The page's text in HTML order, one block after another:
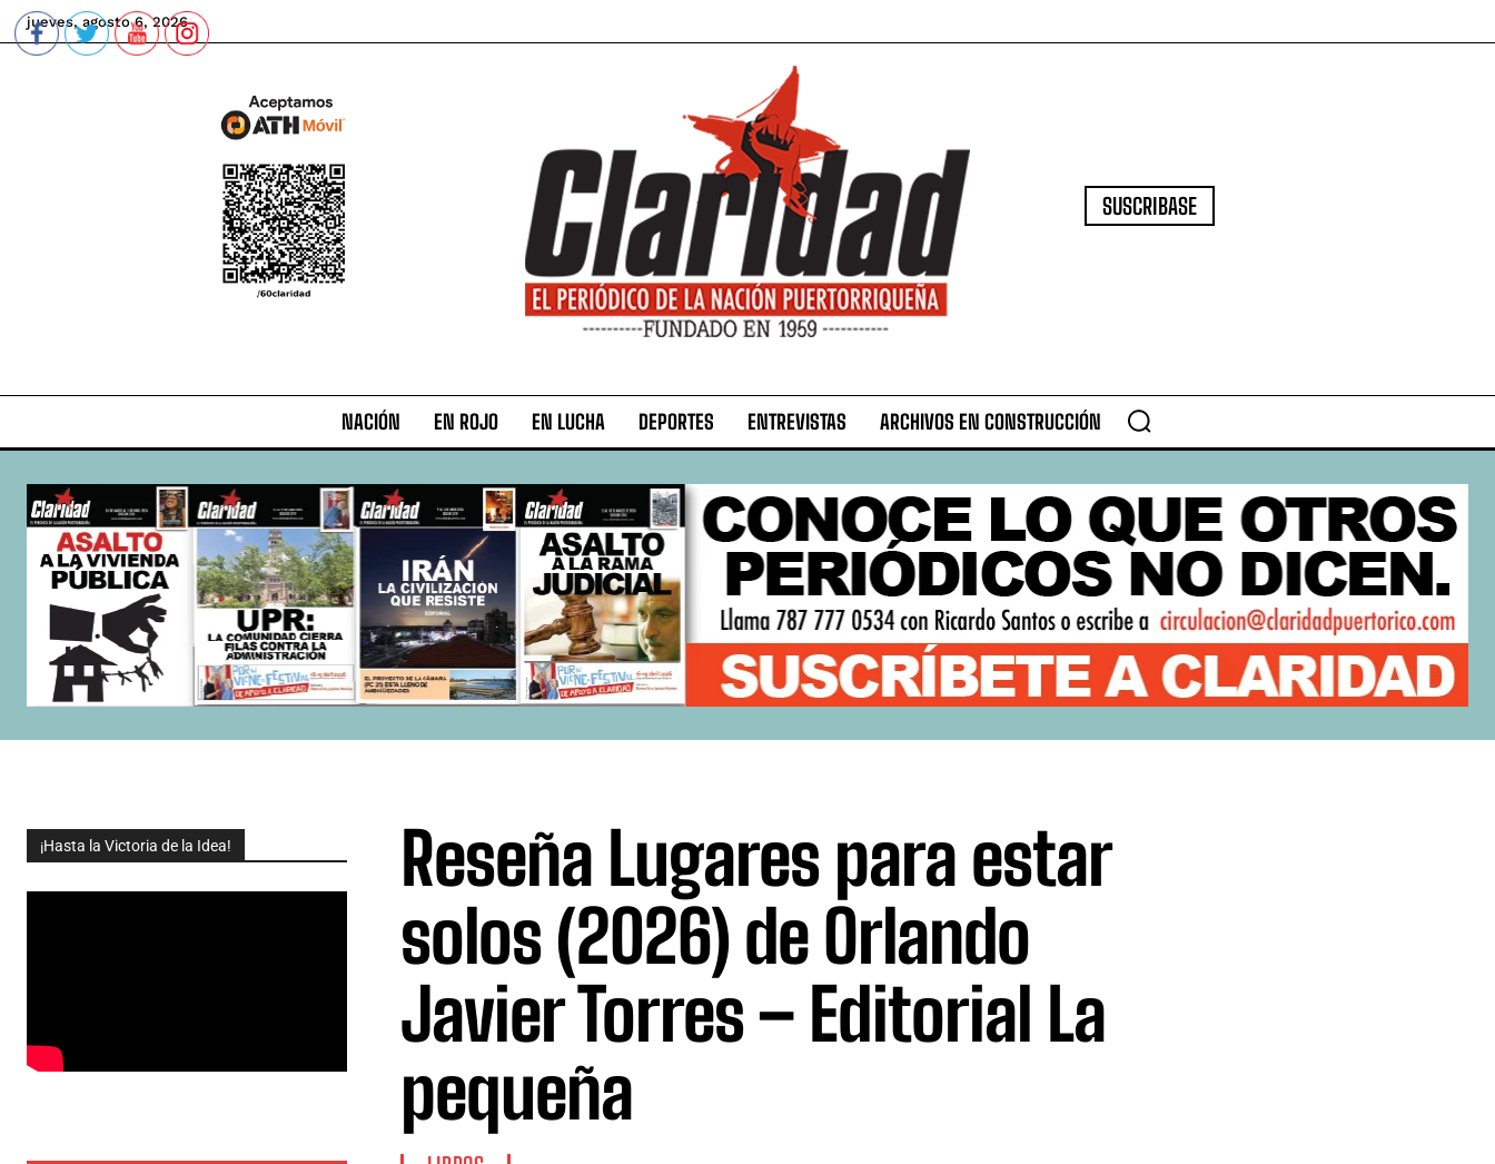
jueves, agosto 6, 2026
SUSCRIBASE
NACIÓN EN ROJO EN LUCHA DEPORTES ENTREVISTAS ARCHIVOS EN CONSTRUCCIÓN
¡Hasta la Victoria de la Idea!
Reseña Lugares para estar
solos (2026) de Orlando
Javier Torres – Editorial La
pequeña